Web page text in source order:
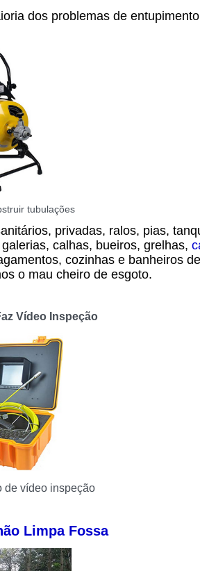
dos problemas de
tubulações
privadas, ralos, pias,
calhas, bueiros, grelhas,
cozinhas e banheiros de
o mau cheiro de esgoto.
Vídeo Inspeção
de vídeo inspeção
Limpa Fossa